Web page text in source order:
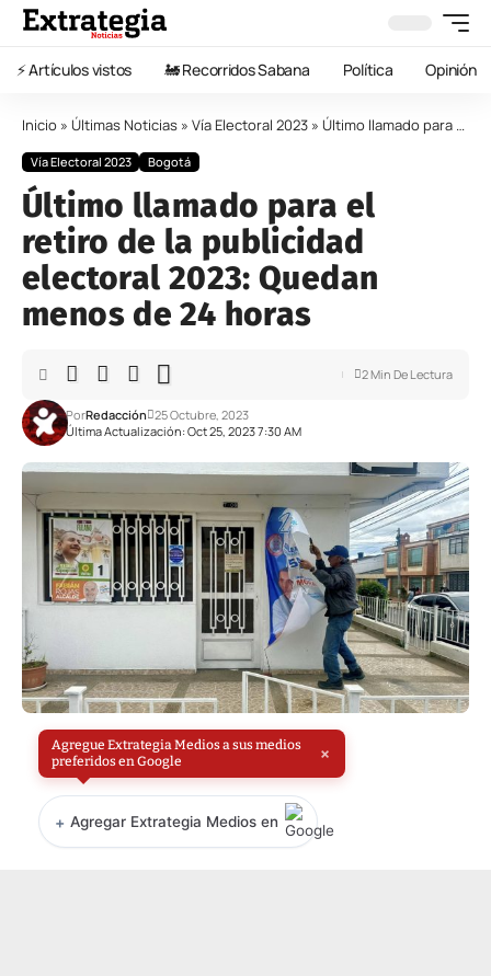
⚡️ Artículos vistos 🚂 Recorridos Sabana Política Opinión
Inicio » Últimas Noticias » Vía Electoral 2023 » Último llamado para el retiro de la publicidad electoral 2023: Quedan menos de 24 horas
Vía Electoral 2023 Bogotá
Último llamado para el
retiro de la publicidad
electoral 2023: Quedan
menos de 24 horas
Última Actualización: Oct 25, 2023 7:30 AM
PorRedacción 25 Octubre, 2023
2 Min De Lectura
Agregue Extrategia Medios a sus medios
preferidos en Google
×
+ Agregar Extrategia Medios en